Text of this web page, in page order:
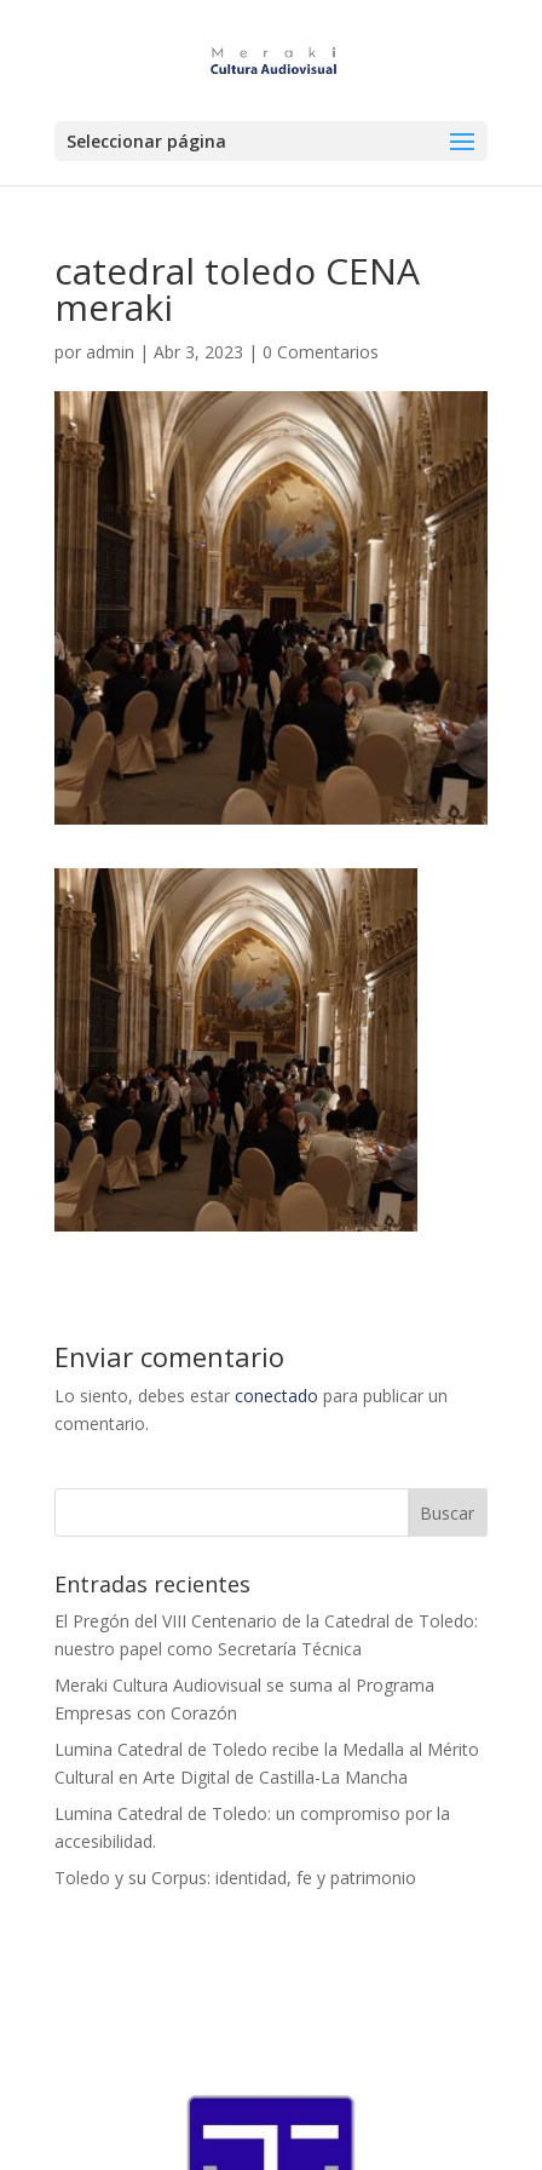
Seleccionar página
catedral toledo CENA
meraki
por admin | Abr 3, 2023 | 0 Comentarios
Enviar comentario
Lo siento, debes estar conectado para publicar un
comentario.
Entradas recientes
El Pregón del VIII Centenario de la Catedral de Toledo:
nuestro papel como Secretaría Técnica
Meraki Cultura Audiovisual se suma al Programa
Empresas con Corazón
Lumina Catedral de Toledo recibe la Medalla al Mérito
Cultural en Arte Digital de Castilla-La Mancha
Lumina Catedral de Toledo: un compromiso por la
accesibilidad.
Toledo y su Corpus: identidad, fe y patrimonio